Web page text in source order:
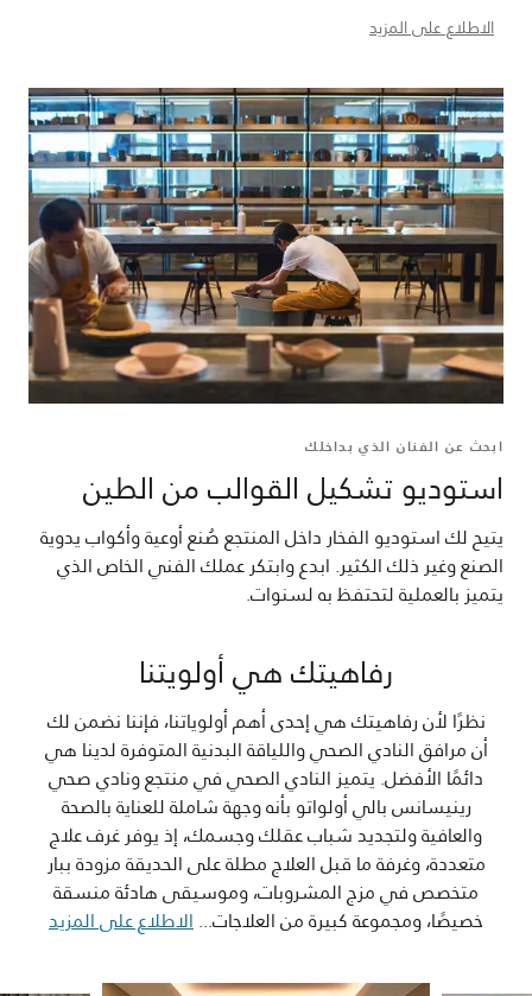
الاطلاع على المزيد
ابحث عن الفنان الذي بداخلك
استوديو تشكيل القوالب من الطين
يتيح لك استوديو الفخار داخل المنتجع صُنع أوعية وأكواب يدوية
الصنع وغير ذلك الكثير. ابدع وابتكر عملك الفني الخاص الذي
يتميز بالعملية لتحتفظ به لسنوات.
رفاهيتك هي أولويتنا
نظرًا لأن رفاهيتك هي إحدى أهم أولوياتنا، فإننا نضمن لك
أن مرافق النادي الصحي واللياقة البدنية المتوفرة لدينا هي
دائمًا الأفضل. يتميز النادي الصحي في منتجع ونادي صحي
رينيسانس بالي أولواتو بأنه وجهة شاملة للعناية بالصحة
والعافية ولتجديد شباب عقلك وجسمك، إذ يوفر غرف علاج
متعددة، وغرفة ما قبل العلاج مطلة على الحديقة مزودة ببار
متخصص في مزج المشروبات، وموسيقى هادئة منسقة
خصيصًا، ومجموعة كبيرة من العلاجات...الاطلاع على المزيد